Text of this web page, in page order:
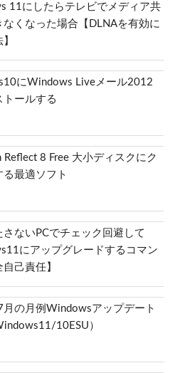
11にしたらテレビでメディア共
なくなった場合【DLNAを有効に
にWindows Liveメール2012
トールする
Reflect 8 Free 大小ディスクにク
る最適ソフト
さないPCでチェック回避して
にアップグレードするコマン
自己責任】
の月例Windowsアップデート
10ESU）